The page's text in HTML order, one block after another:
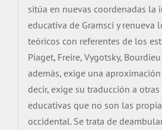
sitúa en nuevas coordenadas la
educativa de Gramsci y renueva
teóricos con referentes de los
Piaget, Freire, Vygotsky,
además, exige una
decir, exige su traducción a
educativas que no son las
occidental. Se trata de